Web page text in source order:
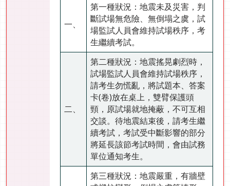
一、
第一種狀況：地震未及災害，判
斷試場無危險、無倒塌之虞，試
場監試人員會維持試場秩序，考
生繼續考試。
二、
第二種狀況：地震搖晃劇烈時，
試場監試人員會維持試場秩序，
請考生勿慌亂，將試題本、答案
卡(卷)放在桌上，雙臂保護頭
頸，原試場就地掩蔽，不可互相
交談。待地震結束後，請考生繼
續考試，考試受中斷影響的部分
將延長該節考試時間，會由試務
單位通知考生。
第三種狀況：地震嚴重，有牆壁